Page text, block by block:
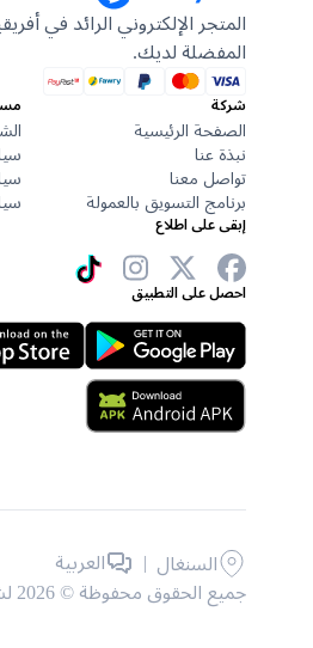
المتجر الإلكتروني الرائد في أفريقيا
المفضلة لديك.
الصفحة الرئيسية
نبذة عنا
تواصل معنا
برنامج التسويق بالعمولة
مساعدة
الشروط
سياسة
سياسة
سياسة
إبقى على اطلاع
احصل على التطبيق
جميع الحقوق محفوظة © 2026 لشركة Carry1st .
السنغال | العربية